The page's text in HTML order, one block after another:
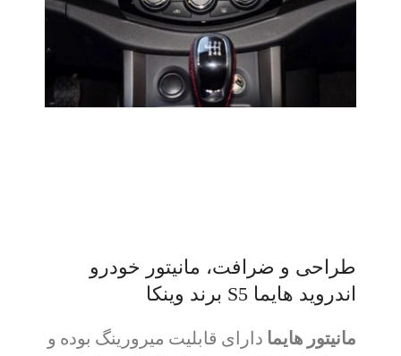
طراحی و ضرافت، مانیتور خودرو
اندروید هایما S5 برند وینکا
مانیتور هایما دارای قابلیت میرورینگ بوده و